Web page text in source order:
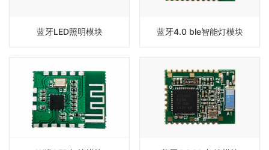
蓝牙LED照明模块 蓝牙4.0 ble智能灯模块